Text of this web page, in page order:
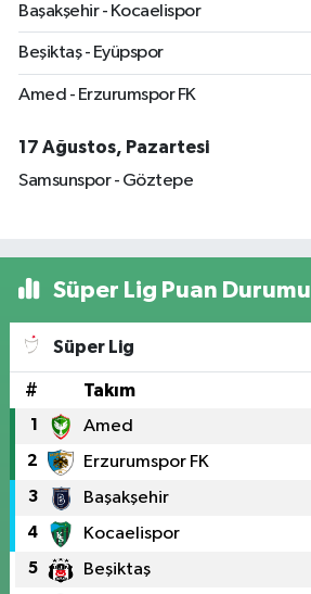
Başakşehir - Kocaelispor
Beşiktaş - Eyüpspor
Amed - Erzurumspor FK
17 Ağustos, Pazartesi
Samsunspor - Göztepe
Süper Lig Puan Durumu
Süper Lig
# Takım
1 Amed
2 Erzurumspor FK
3 Başakşehir
4 Kocaelispor
5 Beşiktaş